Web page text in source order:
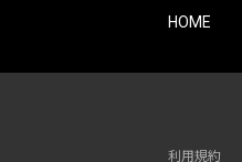
HOME
利用規約